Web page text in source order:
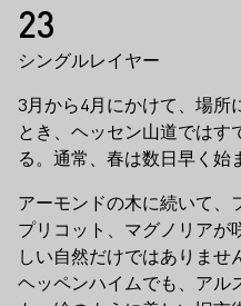
23
シングルレイヤー
3月から4月にかけて、場所
とき、ヘッセン山道ではす
る。通常、春は数日早く始
アーモンドの木に続いて、
プリコット、マグノリアが
しい自然だけではありませ
ヘッペンハイムでも、アル